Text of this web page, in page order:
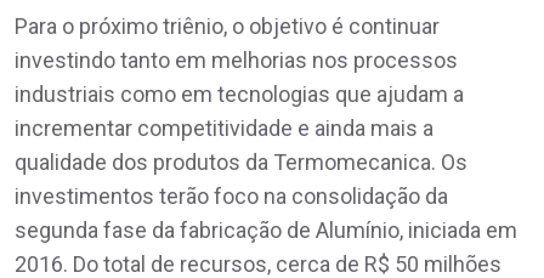
Para o próximo triênio, o objetivo é continuar
investindo tanto em melhorias nos processos
industriais como em tecnologias que ajudam a
incrementar competitividade e ainda mais a
qualidade dos produtos da Termomecanica. Os
investimentos terão foco na consolidação da
segunda fase da fabricação de Alumínio, iniciada em
2016. Do total de recursos, cerca de R$ 50 milhões